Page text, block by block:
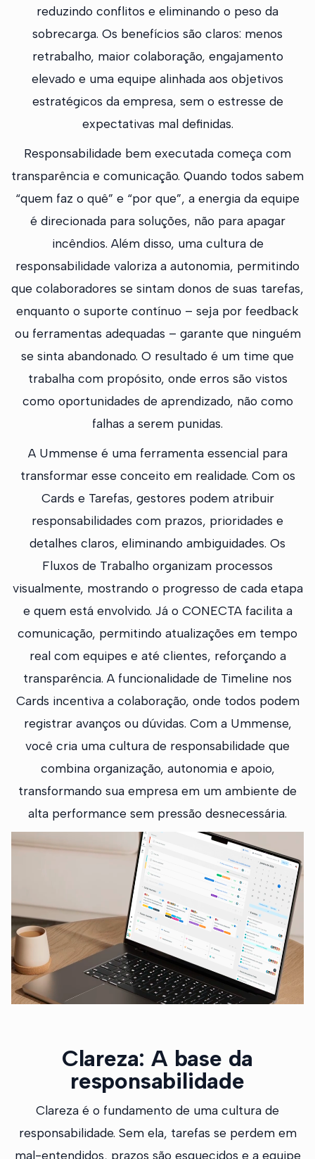
reduzindo conflitos e eliminando o peso da
sobrecarga. Os benefícios são claros: menos
retrabalho, maior colaboração, engajamento
elevado e uma equipe alinhada aos objetivos
estratégicos da empresa, sem o estresse de
expectativas mal definidas.
Responsabilidade bem executada começa com
transparência e comunicação. Quando todos sabem
“quem faz o quê” e “por que”, a energia da equipe
é direcionada para soluções, não para apagar
incêndios. Além disso, uma cultura de
responsabilidade valoriza a autonomia, permitindo
que colaboradores se sintam donos de suas tarefas,
enquanto o suporte contínuo – seja por feedback
ou ferramentas adequadas – garante que ninguém
se sinta abandonado. O resultado é um time que
trabalha com propósito, onde erros são vistos
como oportunidades de aprendizado, não como
falhas a serem punidas.
A Ummense é uma ferramenta essencial para
transformar esse conceito em realidade. Com os
Cards e Tarefas, gestores podem atribuir
responsabilidades com prazos, prioridades e
detalhes claros, eliminando ambiguidades. Os
Fluxos de Trabalho organizam processos
visualmente, mostrando o progresso de cada etapa
e quem está envolvido. Já o CONECTA facilita a
comunicação, permitindo atualizações em tempo
real com equipes e até clientes, reforçando a
transparência. A funcionalidade de Timeline nos
Cards incentiva a colaboração, onde todos podem
registrar avanços ou dúvidas. Com a Ummense,
você cria uma cultura de responsabilidade que
combina organização, autonomia e apoio,
transformando sua empresa em um ambiente de
alta performance sem pressão desnecessária.
Clareza: A base da
responsabilidade
Clareza é o fundamento de uma cultura de
responsabilidade. Sem ela, tarefas se perdem em
mal-entendidos, prazos são esquecidos e a equipe